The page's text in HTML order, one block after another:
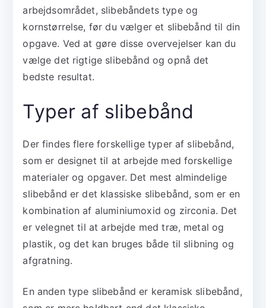
arbejdsområdet, slibebåndets type og
kornstørrelse, før du vælger et slibebånd til din
opgave. Ved at gøre disse overvejelser kan du
vælge det rigtige slibebånd og opnå det
bedste resultat.
Typer af slibebånd
Der findes flere forskellige typer af slibebånd,
som er designet til at arbejde med forskellige
materialer og opgaver. Det mest almindelige
slibebånd er det klassiske slibebånd, som er en
kombination af aluminiumoxid og zirconia. Det
er velegnet til at arbejde med træ, metal og
plastik, og det kan bruges både til slibning og
afgratning.
En anden type slibebånd er keramisk slibebånd,